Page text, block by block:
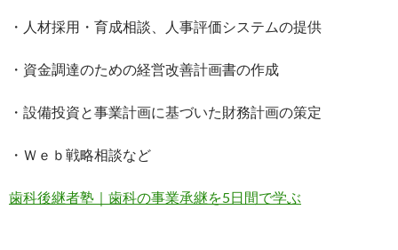
・人材採用・育成相談、人事評価システムの提供
・資金調達のための経営改善計画書の作成
・設備投資と事業計画に基づいた財務計画の策定
・Ｗｅｂ戦略相談など
歯科後継者塾｜歯科の事業承継を5日間で学ぶ